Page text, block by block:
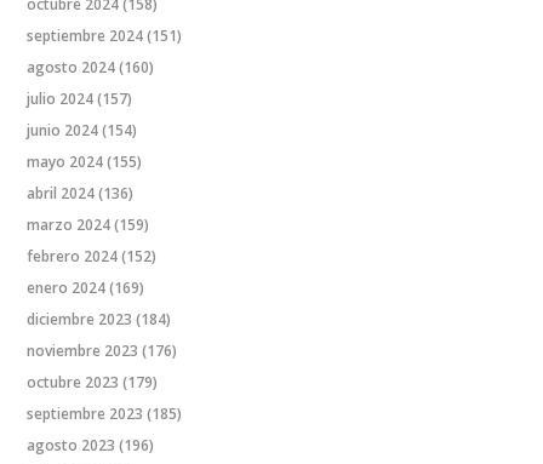
septiembre 2024(151)
agosto 2024(160)
julio 2024(157)
junio 2024(154)
mayo 2024(155)
abril 2024(136)
marzo 2024(159)
febrero 2024(152)
enero 2024(169)
diciembre 2023 (184)
noviembre 2023 (176)
octubre 2023 (179)
septiembre 2023 (185)
agosto 2023 (196)